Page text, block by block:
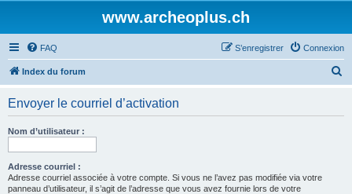
www.archeoplus.ch
FAQ Connexion
S’enregistrer
Index du forum
Envoyer le courriel d’activation
Nom d’utilisateur :
Adresse courriel :
Adresse courriel associée à votre compte. Si vous ne l’avez pas modifiée via votre
panneau d’utilisateur, il s’agit de l’adresse que vous avez fournie lors de votre